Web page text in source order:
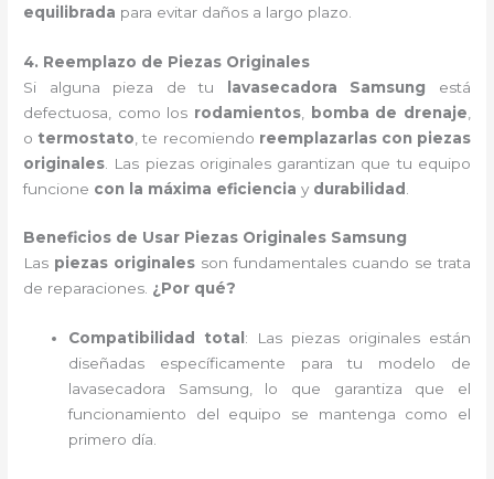
equilibrada para evitar daños a largo plazo.
4. Reemplazo de Piezas Originales
Si alguna pieza de tu lavasecadora Samsung está
defectuosa, como los rodamientos bomba de drenaje
o termostato , te recomiendo reemplazarlas con piezas
originales . Las piezas originales garantizan que tu equipo
funcione con la máxima eficiencia y durabilidad
Beneficios de Usar Piezas Originales Samsung
Las piezas originales son fundamentales cuando se trata
de reparaciones. ¿Por qué?
Compatibilidad total : Las piezas originales están
diseñadas específicamente para tu modelo de
lavasecadora Samsung, lo que garantiza que el
funcionamiento del equipo se mantenga como el
primero día.